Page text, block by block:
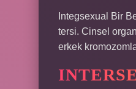
Integsexual Bir
tersi. Cinsel
erkek